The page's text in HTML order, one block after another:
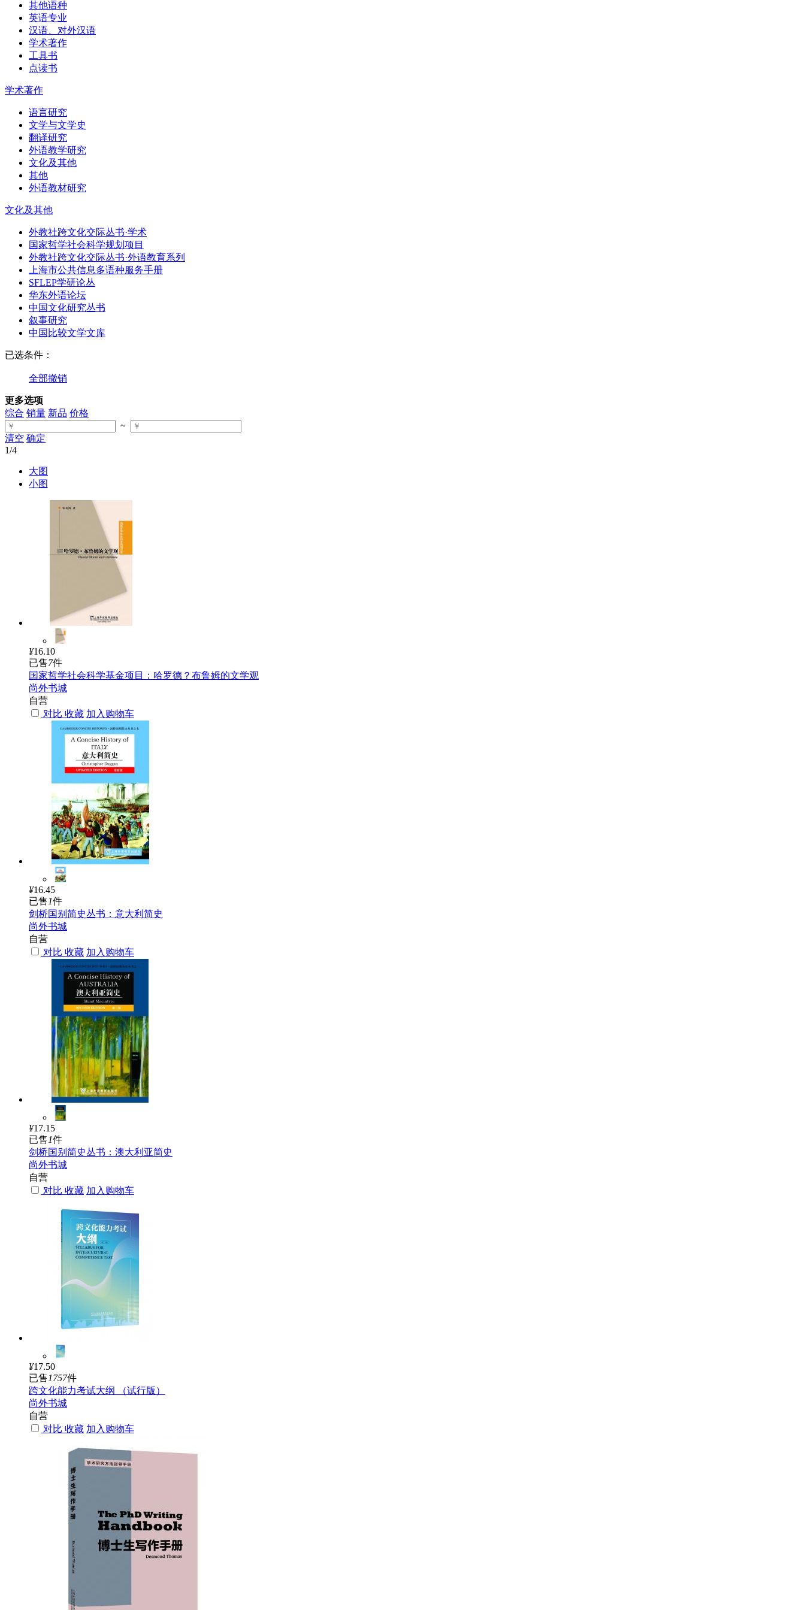
其他语种
英语专业
汉语、对外汉语
学术著作
工具书
点读书
学术著作
语言研究
文学与文学史
翻译研究
外语教学研究
文化及其他
其他
外语教材研究
文化及其他
外教社跨文化交际丛书·学术
国家哲学社会科学规划项目
外教社跨文化交际丛书·外语教育系列
上海市公共信息多语种服务手册
SFLEP学研论丛
华东外语论坛
中国文化研究丛书
叙事研究
中国比较文学文库
已选条件：
全部撤销
更多选项
综合 销量 新品 价格
~
清空 确定
1/4
大图
小图
¥16.10
已售7件
国家哲学社会科学基金项目：哈罗德？布鲁姆的文学观
尚外书城
自营
对比 收藏 加入购物车
¥16.45
已售 1件
剑桥国别简史丛书：意大利简史
尚外书城
自营
对比 收藏 加入购物车
¥17.15
已售 1件
剑桥国别简史丛书：澳大利亚简史
尚外书城
自营
对比 收藏 加入购物车
¥17.50
已售 1757件
跨文化能力考试大纲 （试行版）
尚外书城
自营
对比 收藏 加入购物车